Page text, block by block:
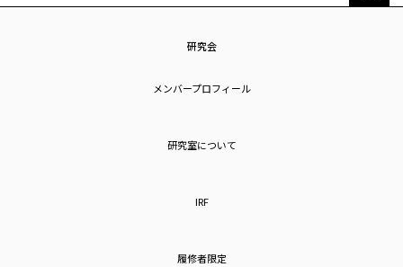
研究会
メンバープロフィール
研究室について
IRF
履修者限定